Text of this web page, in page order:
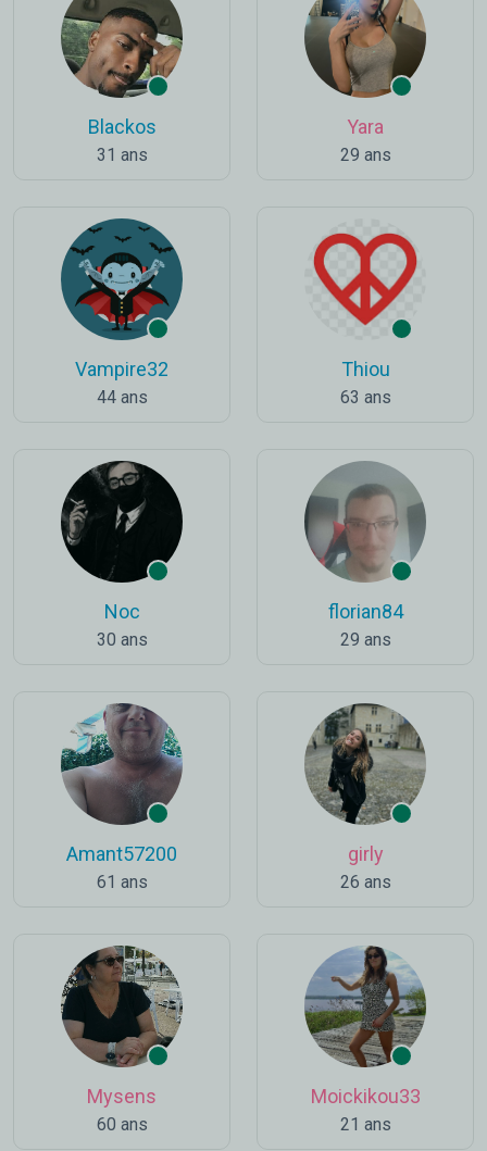
Blackos
31 ans
Yara
29 ans
Vampire32
44 ans
Thiou
63 ans
Noc
30 ans
florian84
29 ans
Amant57200
61 ans
girly
26 ans
Mysens
60 ans
Moickikou33
21 ans